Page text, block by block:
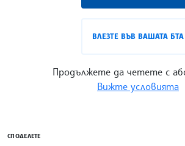
ВЛЕЗТЕ ВЪВ ВАШАТА БТА
Продължете да четете с
Вижте условията
СПОДЕЛЕТЕ